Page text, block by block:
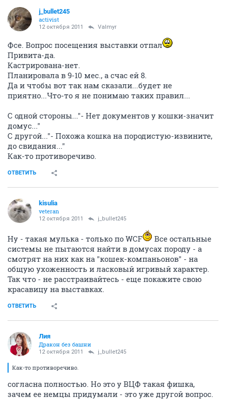
j_bullet245
activist
12 октября 2011 Valmyr
Фсе. Вопрос посещения выставки отпал
Привита-да.
Кастрирована-нет.
Планировала в 9-10 мес., а счас ей 8.
Да и чтобы вот так нам сказали...будет не
приятно...Что-то я не понимаю таких правил...
С одной стороны..."- Нет документов у кошки-значит
домус..."
С другой..."- Похожа кошка на породистую-извините,
до свидания..."
Как-то противоречиво.
ОТВЕТИТЬ
kisulia
veteran
12 октября 2011 j_bullet245
Ну - такая мулька - только по WCF
Все остальные
системы не пытаются найти в домусах породу - а
смотрят на них как на "кошек-компаньонов" - на
общую ухоженность и ласковый игривый характер.
Так что - не расстраивайтесь - еще покажите свою
красавицу на выставках.
ОТВЕТИТЬ
Лия
Дракон без башни
12 октября 2011 j_bullet245
Как-то противоречиво.
согласна полностью. Но это у ВЦФ такая фишка,
зачем ее немцы придумали - это уже другой вопрос.